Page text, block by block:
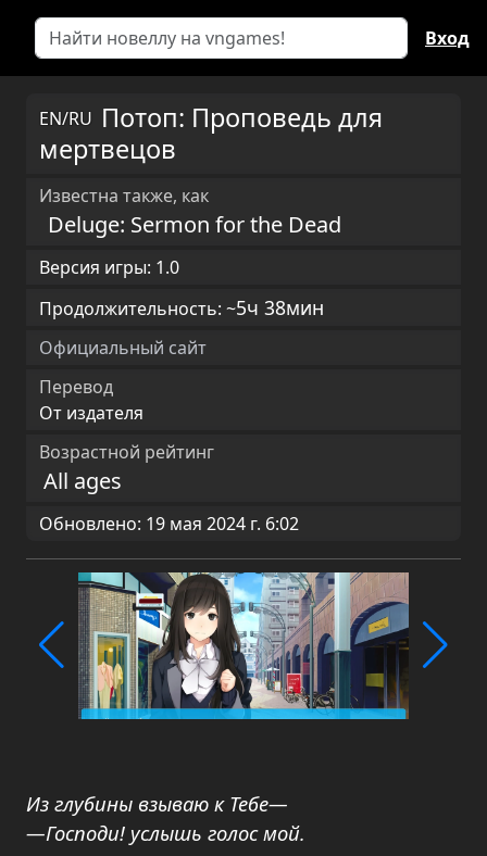
Вход
EN/RU Потоп: Проповедь для
мертвецов
Известна также, как
Deluge: Sermon for the Dead
Версия игры: 1.0
Продолжительность: ~5ч 38мин
Официальный сайт
Перевод
От издателя
Возрастной рейтинг
All ages
Обновлено: 19 мая 2024 г. 6:02
Из глубины взываю к Тебе—
—Господи! услышь голос мой.